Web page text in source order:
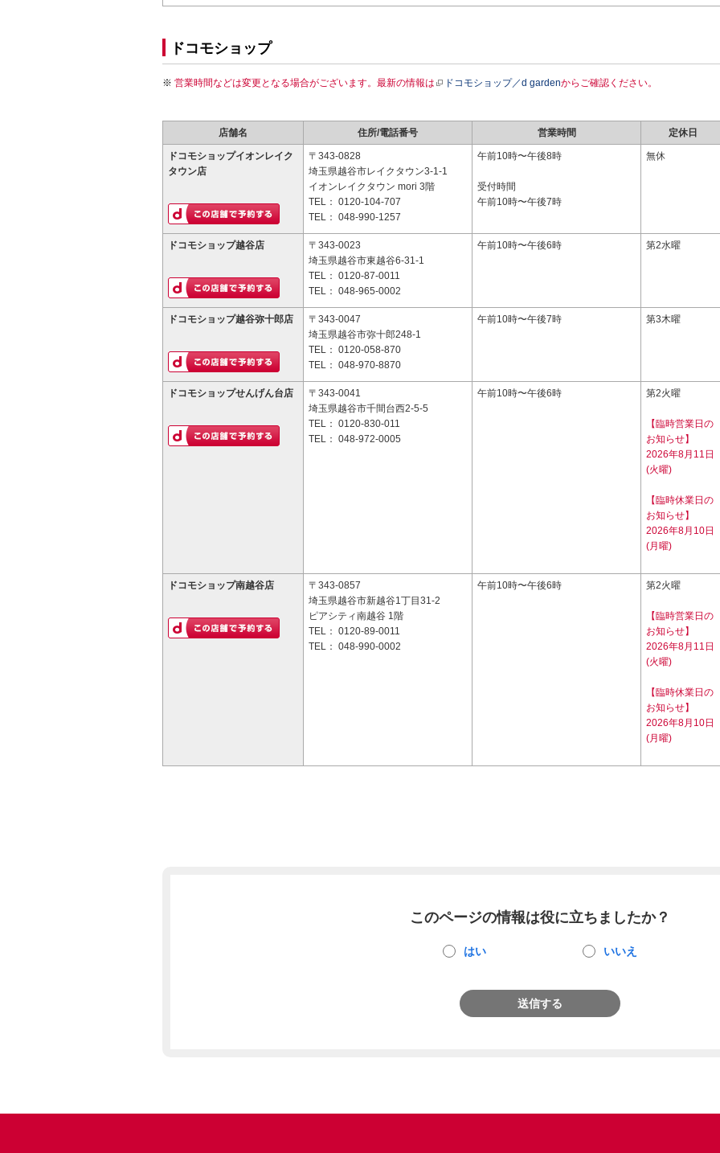
ドコモショップ
営業時間などは変更となる場合がございます。最新の情報は ドコモショップ／d gardenからご確認ください。
店舗名 住所/電話番号 営業時間 定休日
ドコモショップイオンレイク
タウン店
〒343-0828
埼玉県越谷市レイクタウン3-1-1
イオンレイクタウン mori 3階
TEL： 0120-104-707
TEL： 048-990-1257
午前10時〜午後8時
受付時間
午前10時〜午後7時
無休
ドコモショップ越谷店
〒343-0023
埼玉県越谷市東越谷6-31-1
TEL： 0120-87-0011
TEL： 048-965-0002
午前10時〜午後6時 第2水曜
ドコモショップ越谷弥十郎店
〒343-0047
埼玉県越谷市弥十郎248-1
TEL： 0120-058-870
TEL： 048-970-8870
午前10時〜午後7時 第3木曜
ドコモショップせんげん台店
〒343-0041
埼玉県越谷市千間台西2-5-5
TEL： 0120-830-011
TEL： 048-972-0005
午前10時〜午後6時 第2火曜
【臨時営業日の
お知らせ】
2026年8月11日
(火曜)
【臨時休業日の
お知らせ】
2026年8月10日
(月曜)
ドコモショップ南越谷店
〒343-0857
埼玉県越谷市新越谷1丁目31-2
ピアシティ南越谷 1階
TEL： 0120-89-0011
TEL： 048-990-0002
午前10時〜午後6時 第2火曜
【臨時営業日の
お知らせ】
2026年8月11日
(火曜)
【臨時休業日の
お知らせ】
2026年8月10日
(月曜)
このページの情報は役に立ちましたか？
はい いいえ
送信する